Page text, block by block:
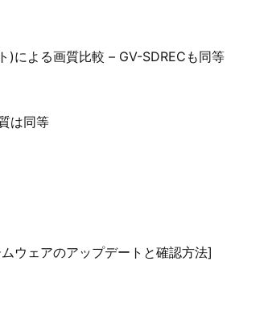
)による画質比較 – GV-SDRECも同等
は同等
ウェアのアップデートと確認方法]